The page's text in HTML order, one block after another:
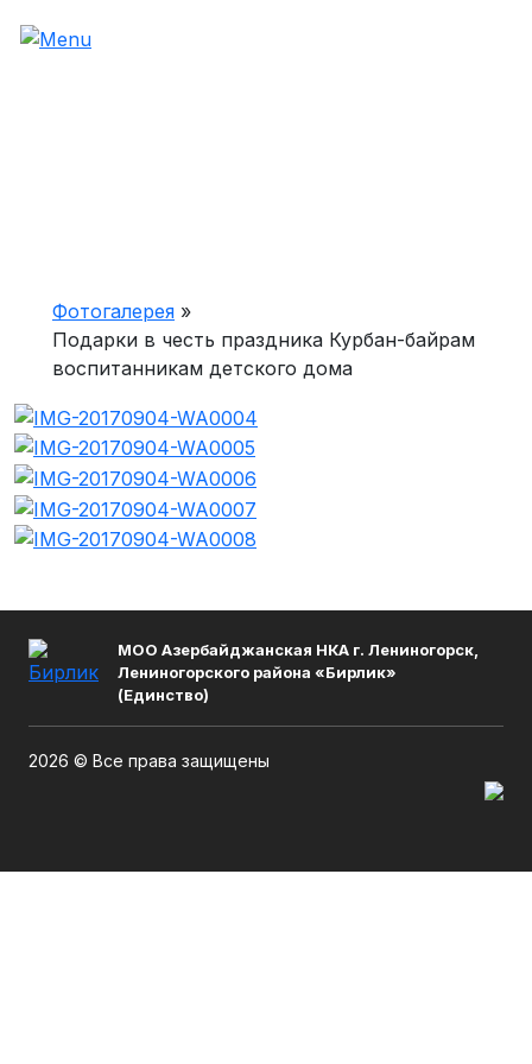
Фотогалерея »
Подарки в честь праздника Курбан-байрам
воспитанникам детского дома
МОО Азербайджанская НКА г. Лениногорск,
Лениногорского района «Бирлик»
(Единство)
2026 © Все права защищены